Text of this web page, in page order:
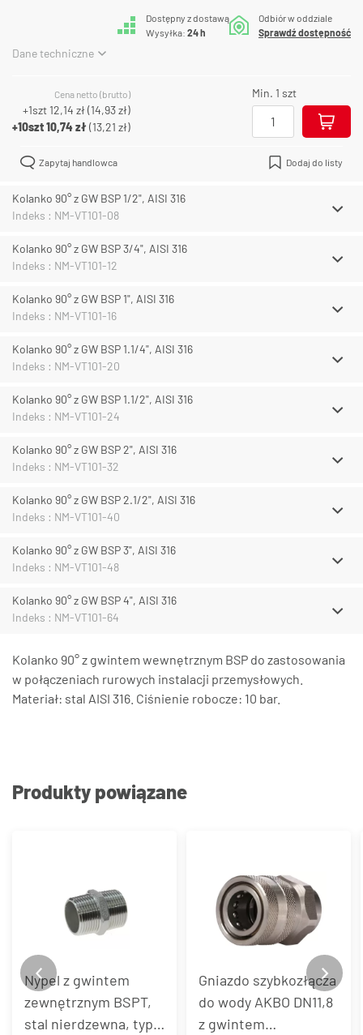
Dostępny z dostawą
Wysyłka: 24 h
Odbiór w oddziale
Sprawdź dostępność
Dane techniczne
Cena netto (brutto)
+1szt 12,14 zł(14,93 zł)
+10szt10,74 zł(13,21 zł)
Min. 1 szt
Zapytaj handlowca Dodaj do listy
Kolanko 90° z GW BSP 1/2", AISI 316
Indeks : NM-VT101-08
Kolanko 90° z GW BSP 3/4", AISI 316
Indeks : NM-VT101-12
Kolanko 90° z GW BSP 1", AISI 316
Indeks : NM-VT101-16
Kolanko 90° z GW BSP 1.1/4", AISI 316
Indeks : NM-VT101-20
Kolanko 90° z GW BSP 1.1/2", AISI 316
Indeks : NM-VT101-24
Kolanko 90° z GW BSP 2", AISI 316
Indeks : NM-VT101-32
Kolanko 90° z GW BSP 2.1/2", AISI 316
Indeks : NM-VT101-40
Kolanko 90° z GW BSP 3", AISI 316
Indeks : NM-VT101-48
Kolanko 90° z GW BSP 4", AISI 316
Indeks : NM-VT101-64
Kolanko 90° z gwintem wewnętrznym BSP do zastosowania
w połączeniach rurowych instalacji przemysłowych.
Materiał: stal AISI 316. Ciśnienie robocze: 10 bar.
Produkty powiązane
Nypel z gwintem
zewnętrznym BSPT,
stal nierdzewna, typ
Gniazdo szybkozłącza
do wody AKBO DN11,8
z gwintem